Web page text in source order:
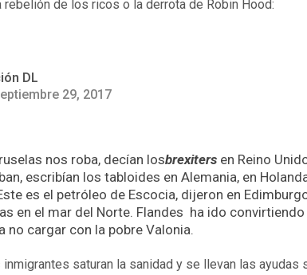
DL
29, 2017
nos roba, decían losbrexiters en Reino
escribían los tabloides en Alemania, en
es el petróleo de Escocia, dijeron en
en el mar del Norte. Flandes ha ido
no cargar con la pobre Valonia.
saturan la sanidad y se llevan las ayudas